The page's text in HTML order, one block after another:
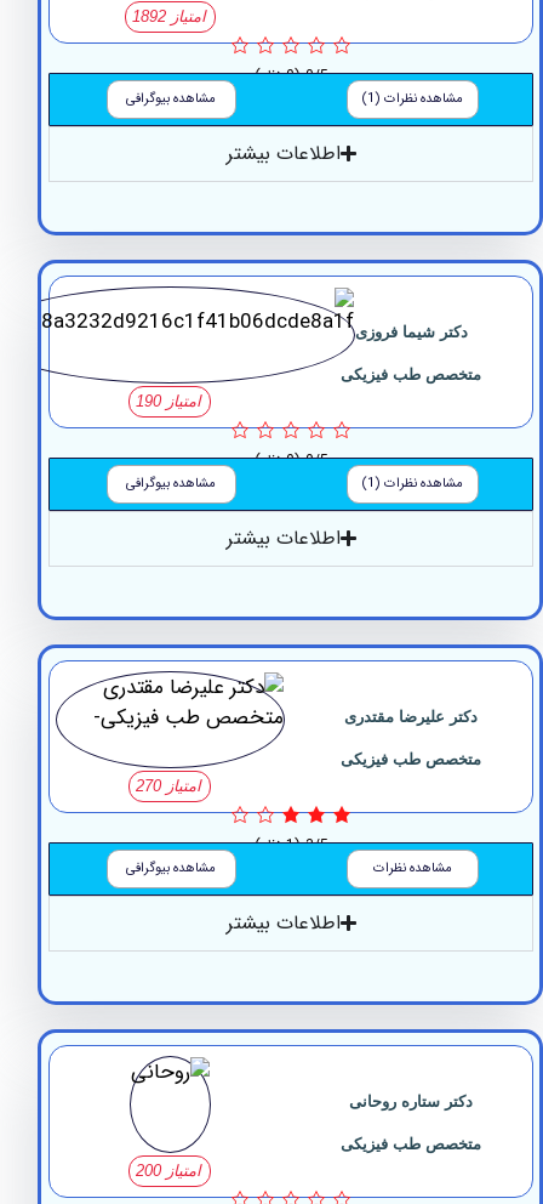
0/5 (0 نظر)
مشاهده نظرات (1) مشاهده بیوگرافی
اطلاعات بیشتر
دکتر شیما فروزی
متخصص طب فیزیکی
0/5 (0 نظر)
مشاهده نظرات (1) مشاهده بیوگرافی
اطلاعات بیشتر
دکتر علیرضا مقتدری
متخصص طب فیزیکی
3/5 (1 نظر)
مشاهده نظرات مشاهده بیوگرافی
اطلاعات بیشتر
دکتر ستاره روحانی
متخصص طب فیزیکی